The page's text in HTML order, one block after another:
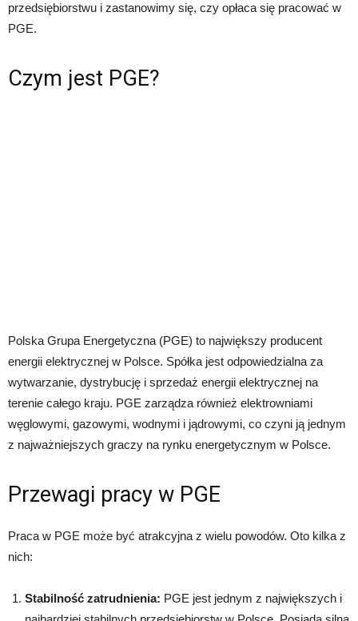
przedsiębiorstwu i zastanowimy się, czy opłaca się pracować w
PGE.
Czym jest PGE?
Polska Grupa Energetyczna (PGE) to największy producent
energii elektrycznej w Polsce. Spółka jest odpowiedzialna za
wytwarzanie, dystrybucję i sprzedaż energii elektrycznej na
terenie całego kraju. PGE zarządza również elektrowniami
węglowymi, gazowymi, wodnymi i jądrowymi, co czyni ją jednym
z najważniejszych graczy na rynku energetycznym w Polsce.
Przewagi pracy w PGE
Praca w PGE może być atrakcyjna z wielu powodów. Oto kilka z
nich:
Stabilność zatrudnienia: PGE jest jednym z największych i